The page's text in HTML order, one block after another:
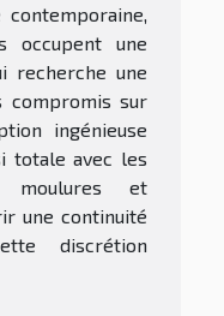
occupent une
recherche une
compromis sur
ingénieuse
totale avec les
moulures et
une continuité
discrétion